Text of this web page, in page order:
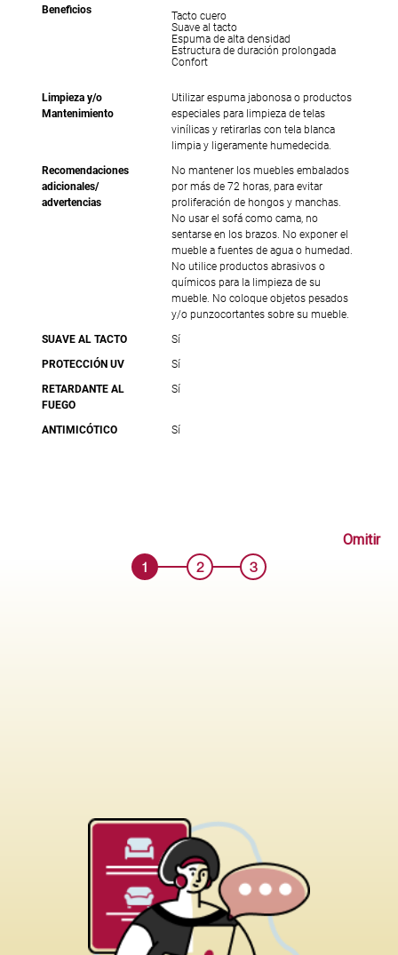
Beneficios
Tacto cuero
Suave al tacto
Espuma de alta densidad
Estructura de duración prolongada
Confort
Limpieza y/o
Mantenimiento
Utilizar espuma jabonosa o productos
especiales para limpieza de telas
vinílicas y retirarlas con tela blanca
limpia y ligeramente humedecida.
Recomendaciones
adicionales/
advertencias
No mantener los muebles embalados
por más de 72 horas, para evitar
proliferación de hongos y manchas.
No usar el sofá como cama, no
sentarse en los brazos. No exponer el
mueble a fuentes de agua o humedad.
No utilice productos abrasivos o
químicos para la limpieza de su
mueble. No coloque objetos pesados
y/o punzocortantes sobre su mueble.
SUAVE AL TACTO
Sí
PROTECCIÓN UV
Sí
RETARDANTE AL
FUEGO
Sí
ANTIMICÓTICO Sí